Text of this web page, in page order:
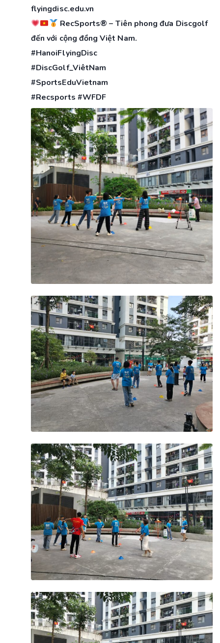
flyingdisc.edu.vn
RecSports® – Tiên phong đưa Discgolf
đến với cộng đồng Việt Nam.
#HanoiFlyingDisc
#DiscGolf_ViêtNam
#SportsEduVietnam
#Recsports #WFDF